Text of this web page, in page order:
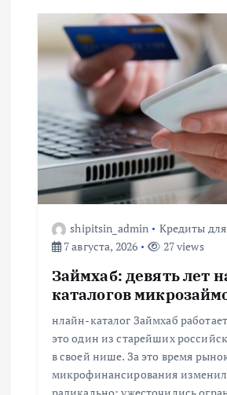
ц
и
я
п
о
з
shipitsin_admin
Кредиты
7 августа, 2026
27 views
Займхаб: девять лет
каталогов
нлайн-каталог Займхаб
это один из старейших
в своей нише. За это время
микрофинансирования